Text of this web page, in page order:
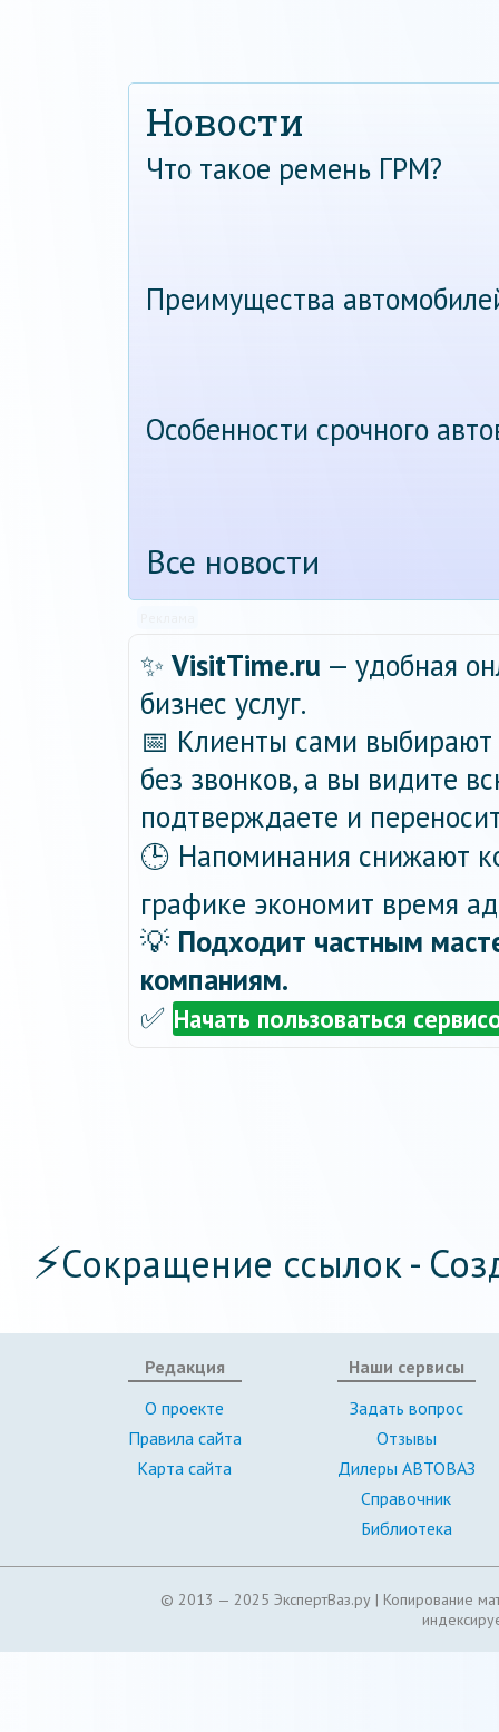
Новости
Что такое ремень ГРМ?
Преимущества
Особенности срочного
Все новости
✨ VisitTime.ru — удобная
бизнес услуг.
📅 Клиенты сами
без звонков, а вы видите
подтверждаете и
🕒 Напоминания снижают
графике экономит время
💡 Подходит частным
компаниям.
✅ Начать пользоваться
⚡Сокращение ссылок -
Редакция
О проекте
Правила сайта
Карта сайта
Наши сервисы
Задать вопрос
Отзывы
Дилеры АВТОВАЗ
Справочник
Библиотека
© 2013 — 2025 ЭкспертВаз.ру | Копирование